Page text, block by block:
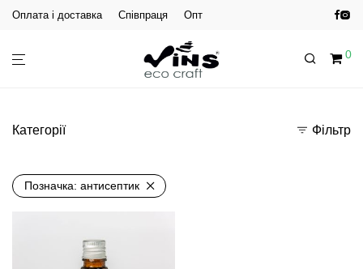
Оплата і доставка Співпраця Опт
0
Категорії Фільтр
Позначка: антисептик